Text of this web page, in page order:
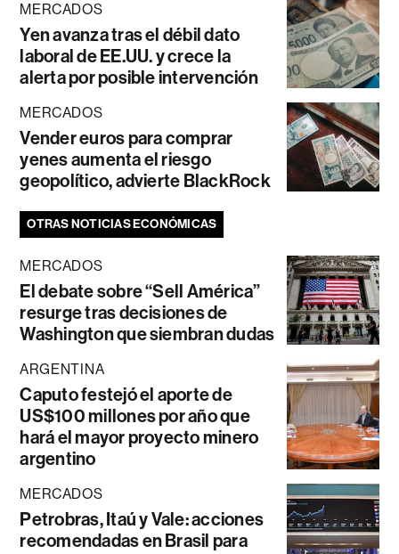
MERCADOS
Yen avanza tras el débil dato
laboral de EE.UU. y crece la
alerta por posible intervención
MERCADOS
Vender euros para comprar
yenes aumenta el riesgo
geopolítico, advierte BlackRock
OTRAS NOTICIAS ECONÓMICAS
MERCADOS
El debate sobre “Sell América”
resurge tras decisiones de
Washington que siembran dudas
ARGENTINA
Caputo festejó el aporte de
US$100 millones por año que
hará el mayor proyecto minero
argentino
MERCADOS
Petrobras, Itaú y Vale: acciones
recomendadas en Brasil para